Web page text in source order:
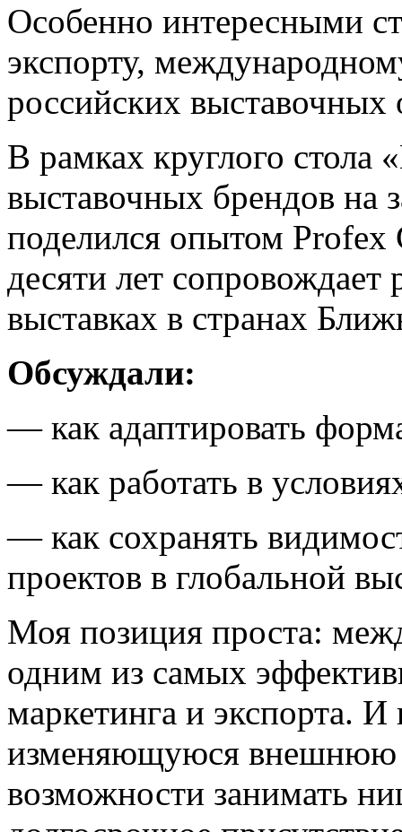
Особенно интересными
экспорту,
российских выставочных
В рамках круглого стола
выставочных брендов на
поделился опытом Profex
десяти лет
выставках в странах
Обсуждали:
— как адаптировать
— как работать в
— как сохранять
проектов в глобальной
Моя позиция проста:
одним из самых
маркетинга и экспорта.
изменяющуюся внешнюю
возможности занимать